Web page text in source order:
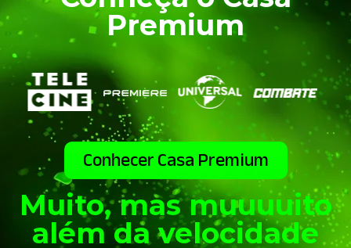
Premium
Conhecer Casa Premium
Muito, mas muuuuito
além da velocidade